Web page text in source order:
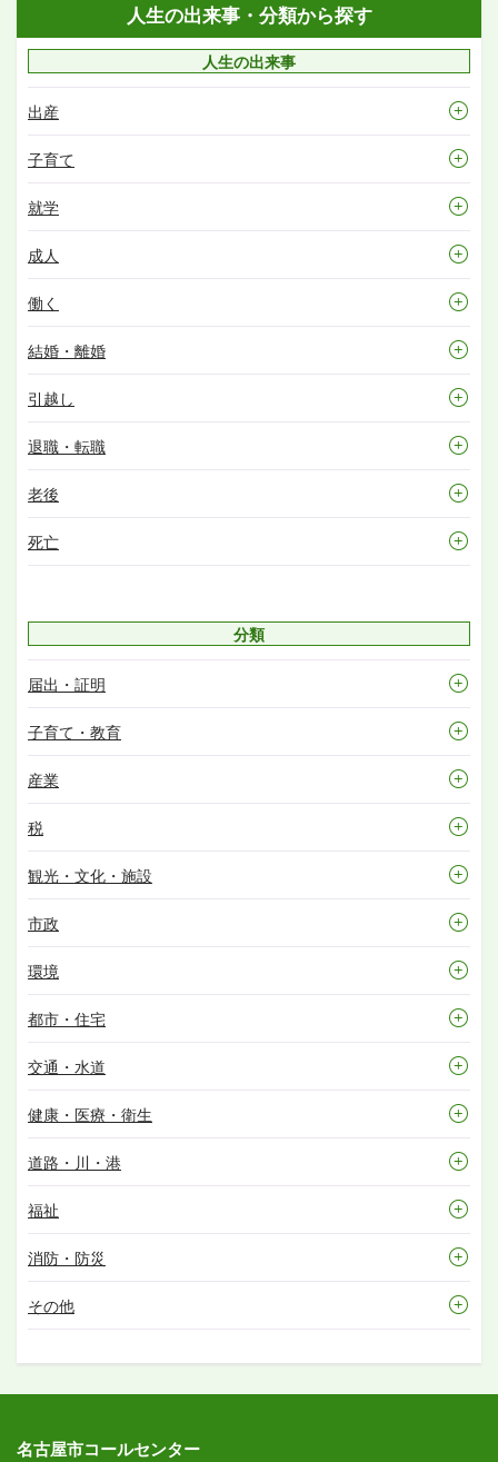
人生の出来事・分類から探す
人生の出来事
出産
子育て
就学
成人
働く
結婚・離婚
引越し
退職・転職
老後
死亡
分類
届出・証明
子育て・教育
産業
税
観光・文化・施設
市政
環境
都市・住宅
交通・水道
健康・医療・衛生
道路・川・港
福祉
消防・防災
その他
名古屋市コールセンター